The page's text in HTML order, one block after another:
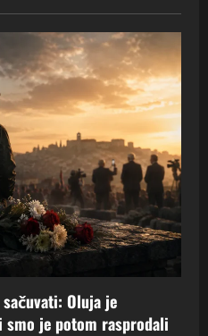
Oluja je
je potom rasprodali